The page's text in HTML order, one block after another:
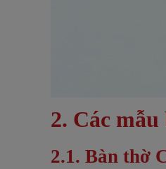
2. Các
2.1. Bàn thờ